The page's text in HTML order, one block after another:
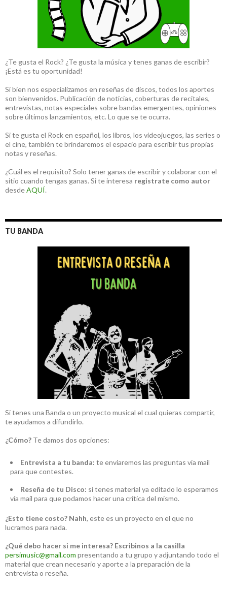
¿Te gusta el Rock? ¿Te gusta la música y tenes ganas de escribir?
¡Está es tu oportunidad!
Si bien nos especializamos en reseñas de discos, todos los aportes
son bienvenidos. Publicación de noticias, coberturas de recitales,
entrevistas, notas especiales sobre bandas emergentes, opiniones
sobre últimos lanzamientos, etc. Lo que se te ocurra.
Si te gusta el Rock en español, los libros, los videojuegos, las series o
el cine, también te brindaremos el espacio para escribir tus propias
notas y reseñas.
¿Cuál es el requisito? Solo tener ganas de escribir y colaborar con el
sitio cuando tengas ganas. Si te interesa registrate como autor
desdeAQUÍ.
TU BANDA
Si tenes una Banda o un proyecto musical el cual quieras compartir,
te ayudamos a difundirlo.
¿Cómo? Te damos dos opciones:
Entrevista a tu banda: te enviaremos las preguntas vía mail
para que contestes.
Reseña de tu Disco: si tenes material ya editado lo esperamos
vía mail para que podamos hacer una crítica del mismo.
¿Esto tiene costo? Nahh, este es un proyecto en el que no
lucramos para nada.
¿Qué debo hacer si me interesa? Escribinos a la casilla
persimusic@gmail.com presentando a tu grupo y adjuntando todo el
material que crean necesario y aporte a la preparación de la
entrevista o reseña.